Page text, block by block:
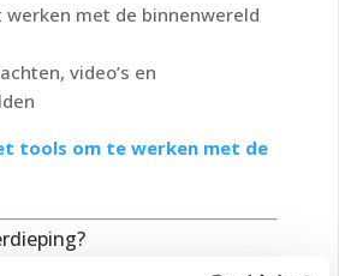
met de binnenwereld
video’s en
tools om te werken met de